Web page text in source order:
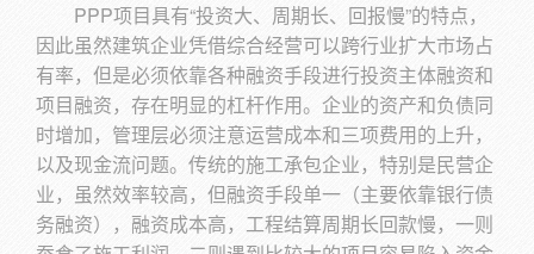
PPP项目具有“投资大、周期长、回报慢”的特点，
因此虽然建筑企业凭借综合经营可以跨行业扩大市场占
有率，但是必须依靠各种融资手段进行投资主体融资和
项目融资，存在明显的杠杆作用。企业的资产和负债同
时增加，管理层必须注意运营成本和三项费用的上升，
以及现金流问题。传统的施工承包企业，特别是民营企
业，虽然效率较高，但融资手段单一（主要依靠银行债
务融资），融资成本高，工程结算周期长回款慢，一则